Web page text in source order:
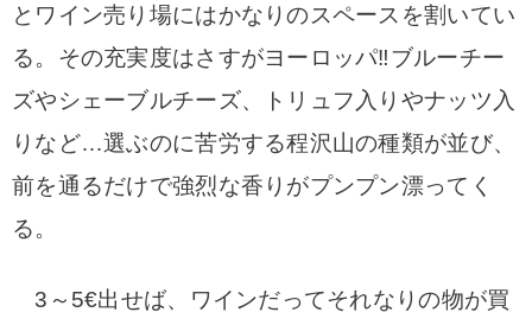
とワイン売り場にはかなりのスペースを割いてい
る。その充実度はさすがヨーロッパ‼︎ブルーチー
ズやシェーブルチーズ、トリュフ入りやナッツ入
りなど…選ぶのに苦労する程沢山の種類が並び、
前を通るだけで強烈な香りがプンプン漂ってく
る。
3～5€出せば、ワインだってそれなりの物が買